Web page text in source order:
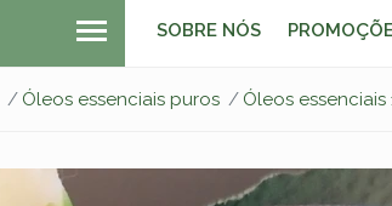
SOBRE NÓS
Óleos essenciais puros Óleos essenciais